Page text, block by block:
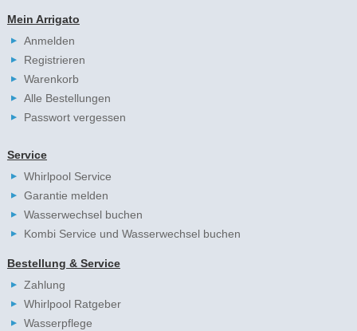
Mein Arrigato
Anmelden
Registrieren
Warenkorb
Alle Bestellungen
Passwort vergessen
Service
Whirlpool Service
Garantie melden
Wasserwechsel buchen
Kombi Service und Wasserwechsel buchen
Bestellung & Service
Zahlung
Whirlpool Ratgeber
Wasserpflege